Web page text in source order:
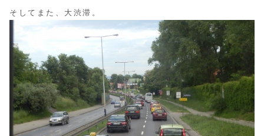
そしてまた、大渋滞。